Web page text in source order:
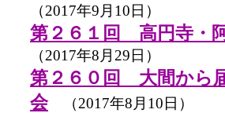
（2017年9月10日）
第２６１回 高円寺・
（2017年8月29日）
第２６０回 大間から
会（2017年8月10日）